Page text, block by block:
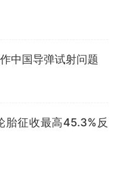
中国导弹试射问题
胎征收最高45.3%反